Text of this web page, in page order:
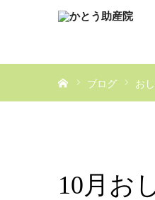
ブログ お
10月お